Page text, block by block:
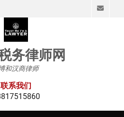
务律师网
和汉商律师
联系我们